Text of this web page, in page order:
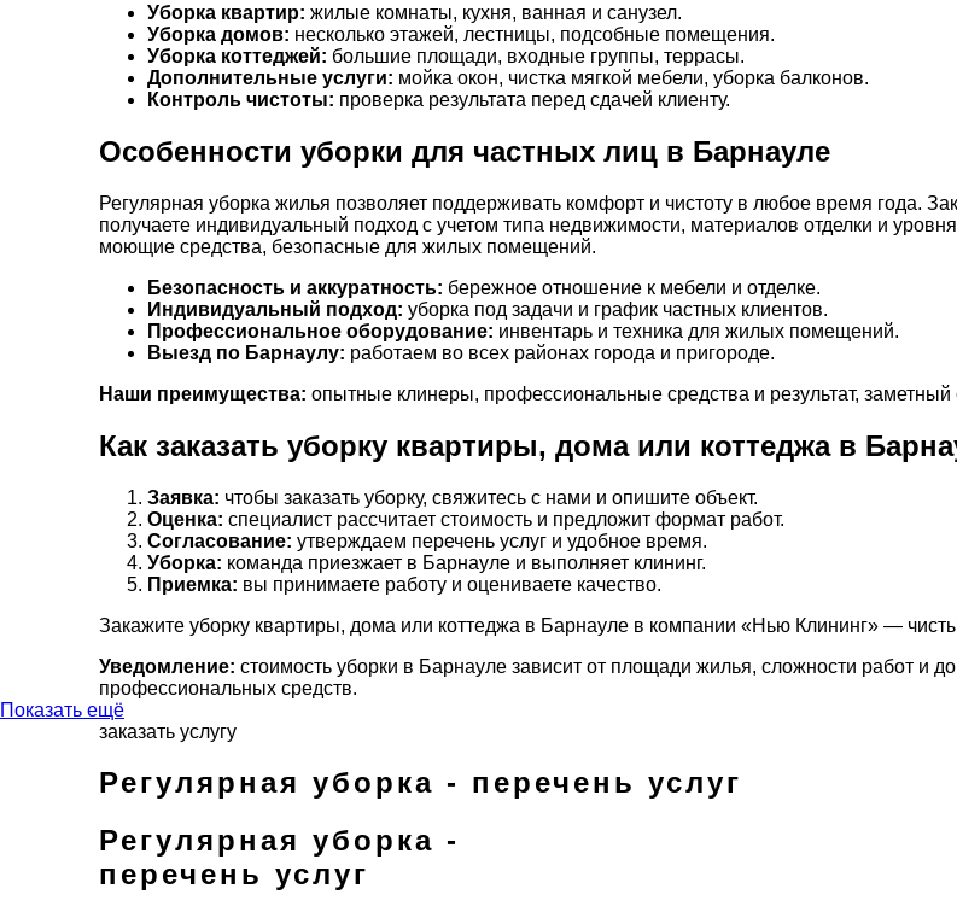
Уборка квартир: жилые комнаты, кухня, ванная и санузел.
Уборка домов: несколько этажей, лестницы, подсобные помещения.
Уборка коттеджей: большие площади, входные группы, террасы.
Дополнительные услуги: мойка окон, чистка мягкой мебели, уборка балконов.
Контроль чистоты: проверка результата перед сдачей клиенту.
Особенности уборки для частных лиц в Барнауле
Регулярная уборка жилья позволяет поддерживать комфорт и чистоту в любое время года.
получаете индивидуальный подход с учетом типа недвижимости, материалов отделки и
моющие средства, безопасные для жилых помещений.
Безопасность и аккуратность: бережное отношение к мебели и отделке.
Индивидуальный подход: уборка под задачи и график частных клиентов.
Профессиональное оборудование: инвентарь и техника для жилых помещений.
Выезд по Барнаулу: работаем во всех районах города и пригороде.
Наши преимущества: опытные клинеры, профессиональные средства и результат, заметный
Как заказать уборку квартиры, дома или коттеджа в
Заявка: чтобы заказать уборку, свяжитесь с нами и опишите объект.
Оценка: специалист рассчитает стоимость и предложит формат работ.
Согласование: утверждаем перечень услуг и удобное время.
Уборка: команда приезжает в Барнауле и выполняет клининг.
Приемка: вы принимаете работу и оцениваете качество.
Закажите уборку квартиры, дома или коттеджа в Барнауле в компании «Нью Клининг» —
Уведомление: стоимость уборки в Барнауле зависит от площади жилья, сложности работ и
профессиональных средств.
Показать ещё
заказать услугу
Регулярная уборка - перечень услуг
Регулярная уборка -
перечень услуг